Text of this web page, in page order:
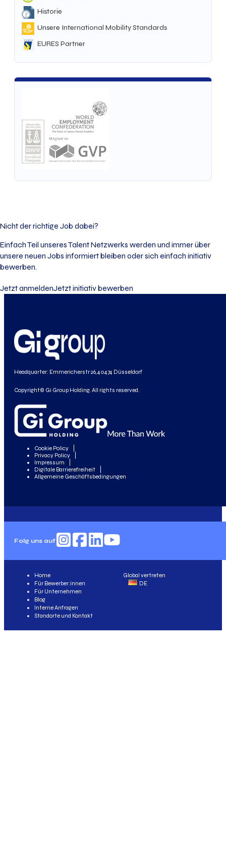
Historie
Unsere International Mobility Standards
EURES Partner
Nicht der richtige Job dabei?
Einfach Teil unseres Talent Netzwerks werden und immer über
unsere neuen Jobs informiert bleiben oder sich einfach initiativ
bewerben.
Jetzt anmeldenJetzt initiativ bewerben
Headquarter: Emmericherstr 26, 40474 Düsseldorf
Copyright© Gi Group Holding. All rights reserved.
Cookie Policy
Privacy Policy
Impressum
Digitale Barrierefreiheit
Allgemeine Geschäftsbedingungen
Folg uns auf
Global vertreten
DE
Home
Für Bewerber:innen
Für Unternehmen
Blog
Interne Anfragen
Standorte und Kontakt